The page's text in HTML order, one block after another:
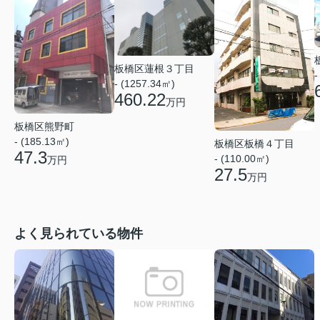
板橋区熊野町
- (185.13㎡)
47.3万円
板橋区蓮根３丁目
- (1257.34㎡)
460.22万円
板橋区板橋４丁目
- (110.00㎡)
27.5万円
-
よく見られている物件